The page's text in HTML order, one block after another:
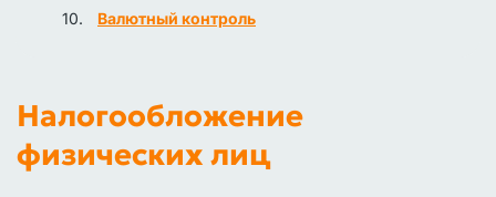
Валютный контроль
Налогообложение
физических лиц